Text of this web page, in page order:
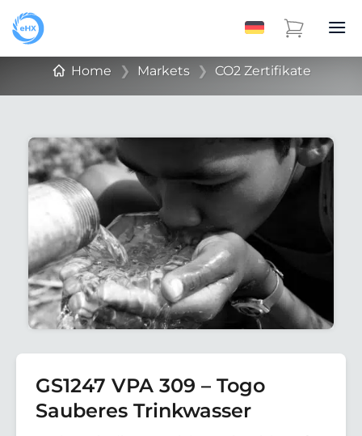
Home ❯ Markets ❯ CO2 Zertifikate
GS1247 VPA 309 – Togo
Sauberes Trinkwasser